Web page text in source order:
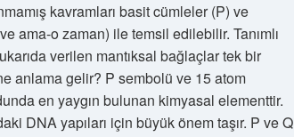
kavramları basit cümleler (P) ve
ama-o zaman) ile temsil edilebilir. Tanımlı
verilen mantıksal bağlaçlar tek bir
anlama gelir? P sembolü ve 15 atom
en yaygın bulunan kimyasal elementtir.
DNA yapıları için büyük önem taşır. P ve Q